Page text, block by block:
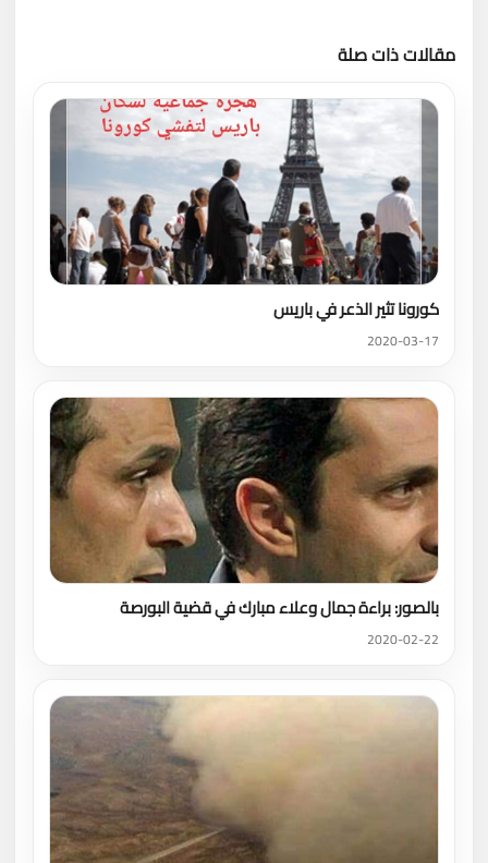
مقالات ذات صلة
كورونا تثير الذعر في باريس
2020-03-17
بالصور: براءة جمال وعلاء مبارك في قضية البورصة
2020-02-22